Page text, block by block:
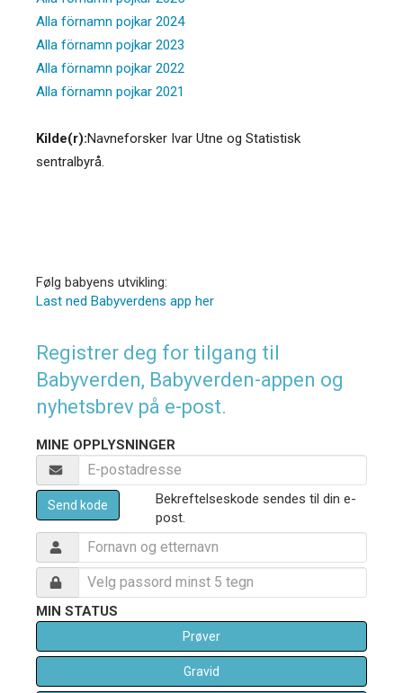
Alla förnamn pojkar 2024
Alla förnamn pojkar 2023
Alla förnamn pojkar 2022
Alla förnamn pojkar 2021
Kilde(r):Navneforsker Ivar Utne og Statistisk
sentralbyrå.
Følg babyens utvikling:
Last ned Babyverdens app her
Registrer deg for tilgang til
Babyverden, Babyverden-appen og
nyhetsbrev på e-post.
MINE OPPLYSNINGER
Send kode
Bekreftelseskode sendes til din e-
post.
MIN STATUS
Prøver
Gravid